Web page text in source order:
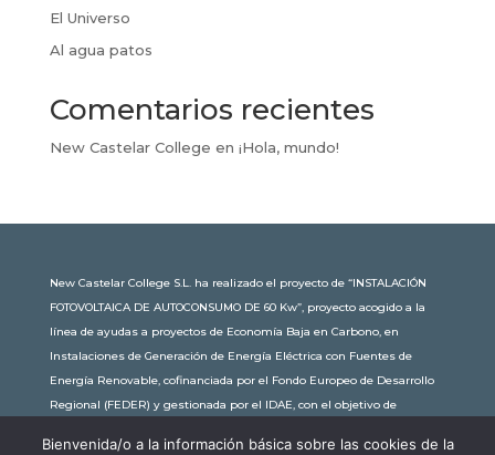
El Universo
Al agua patos
Comentarios recientes
New Castelar College en ¡Hola, mundo!
New Castelar College S.L. ha realizado el proyecto de “INSTALACIÓN
FOTOVOLTAICA DE AUTOCONSUMO DE 60 Kw”, proyecto acogido a la
línea de ayudas a proyectos de Economía Baja en Carbono, en
Instalaciones de Generación de Energía Eléctrica con Fuentes de
Energía Renovable, cofinanciada por el Fondo Europeo de Desarrollo
Regional (FEDER) y gestionada por el IDAE, con el objetivo de
Bienvenida/o a la información básica sobre las cookies de la